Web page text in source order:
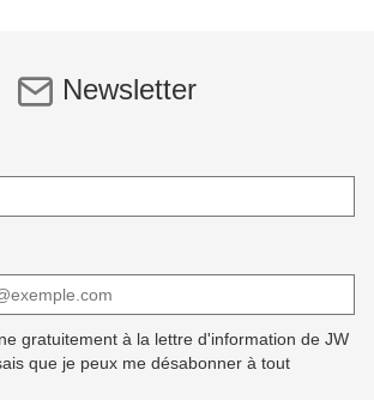
Newsletter
gratuitement à la lettre d'information de JW
que je peux me désabonner à tout